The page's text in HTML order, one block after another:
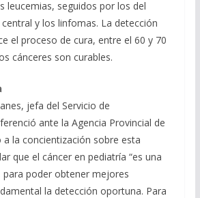
leucemias, seguidos por los del
y los linfomas. La detección
el proceso de cura, entre el 60 y 70
cánceres son curables.
jefa del Servicio de
ante la Agencia Provincial de
la concientización sobre esta
que el cáncer en pediatría “es una
poder obtener mejores
la detección oportuna. Para